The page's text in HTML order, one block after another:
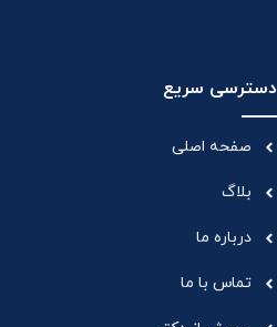
دسترسی سریع
صفحه اصلی
بلاگ
درباره ما
تماس با ما